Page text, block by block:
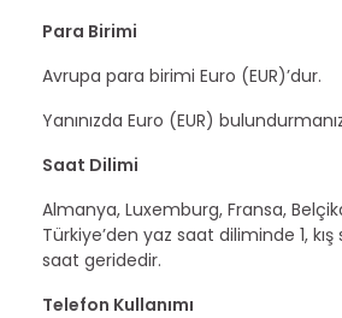
Para Birimi
Avrupa para birimi Euro (EUR)’dur.
Yanınızda Euro (EUR)
Saat Dilimi
Almanya, Luxemburg, Fransa,
Türkiye’den yaz saat diliminde 1,
saat geridedir.
Telefon Kullanımı